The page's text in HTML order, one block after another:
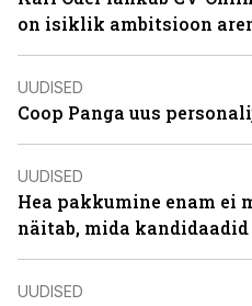
on isiklik ambitsioon
UUDISED
Coop Panga uus
UUDISED
Hea pakkumine enam ei
näitab, mida
UUDISED